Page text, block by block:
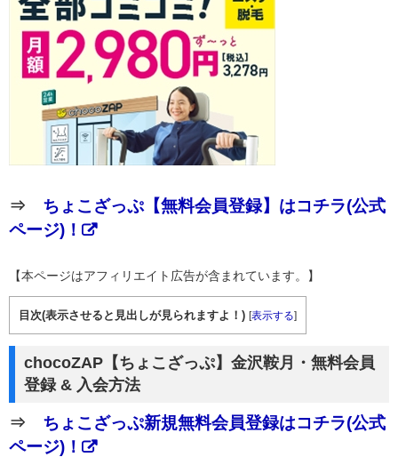
⇒ ちょこざっぷ【無料会員登録】はコチラ(公式
ページ)！
【本ページはアフィリエイト広告が含まれています。】
目次(表示させると見出しが見られますよ！) [表示する]
chocoZAP【ちょこざっぷ】金沢鞍月・無料会員
登録 & 入会方法
⇒ ちょこざっぷ新規無料会員登録はコチラ(公式
ページ)！